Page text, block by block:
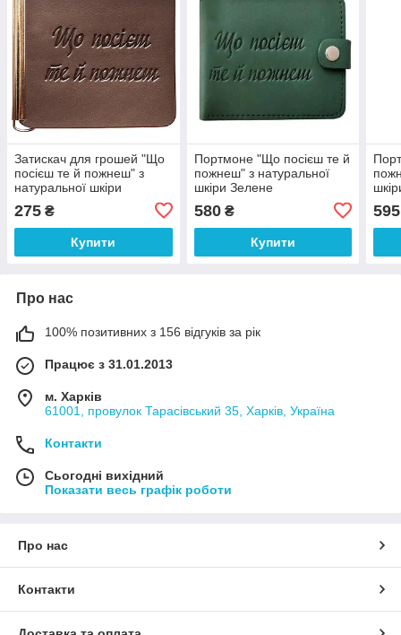
Затискач для грошей "Що
посієш те й пожнеш" з
натуральної шкіри
275 ₴
Купити
Портмоне "Що посієш те й
пожнеш" з натуральної
шкіри Зелене
580₴
Купити
595
Про нас
100% позитивних з 156 відгуків за рік
Працює з 31.01.2013
м. Харків
61001, провулок Тарасівський 35, Харків, Україна
Контакти
Сьогодні вихідний
Показати весь графік роботи
Про нас
Контакти